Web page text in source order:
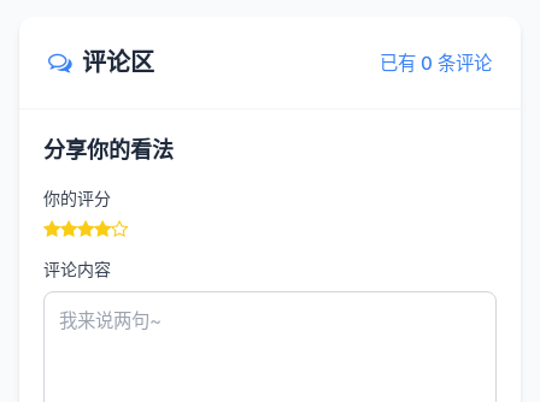
评论区 已有 0 条评论
分享你的看法
你的评分
评论内容